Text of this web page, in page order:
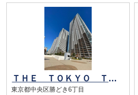
ＴＨＥ ＴＯＫＹＯ ＴＯＷＥＲＳ ＭＩＤ ＴＯＷＥＲ
東京都中央区勝どき6丁目